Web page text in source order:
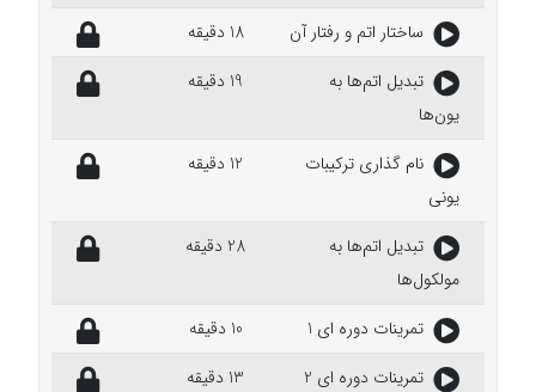
ساختار اتم و رفتار آن
18 دقیقه
تبدیل اتم‌ها به
یون‌ها
19 دقیقه
نام گذاری ترکیبات
یونی
12 دقیقه
تبدیل اتم‌ها به
مولکول‌‌ها
28 دقیقه
تمرینات دوره ای 1
10 دقیقه
تمرینات دوره ای 2
13 دقیقه